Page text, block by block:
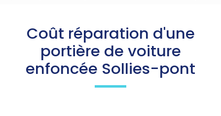
Coût réparation d'une
portière de voiture
enfoncée Sollies-pont